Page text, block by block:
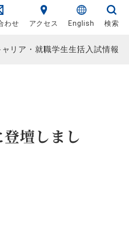
わせ アクセス English 検索
ャリア・就職学生生活入試情報
壇しまし